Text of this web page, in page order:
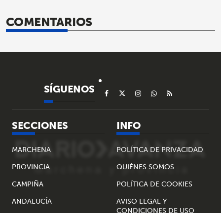
COMENTARIOS
SÍGUENOS
SECCIONES
MARCHENA
PROVINCIA
CAMPIÑA
ANDALUCÍA
INFO
POLÍTICA DE PRIVACIDAD
QUIÉNES SOMOS
POLÍTICA DE COOKIES
AVISO LEGAL Y